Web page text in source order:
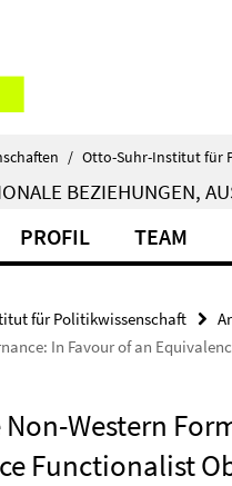
/ Otto-Suhr-Institut für
BEZIEHUNGEN,
PROFIL TEAM
für Politikwissenschaft
In Favour of an
Western
Functionalist